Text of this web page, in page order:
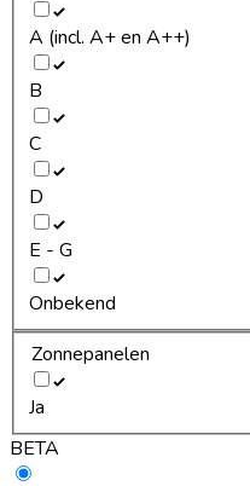
A (incl. A+ en A++)
B
C
D
E - G
Onbekend
Zonnepanelen
Ja
BETA